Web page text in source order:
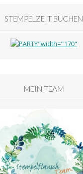
STEMPELZEIT BUCHEN
MEIN TEAM